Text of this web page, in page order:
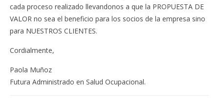
cada proceso realizado llevandonos a que la PROPUESTA DE
VALOR no sea el beneficio para los socios de la empresa sino
para NUESTROS CLIENTES.
Cordialmente,
Paola Muñoz
Futura Administrado en Salud Ocupacional.